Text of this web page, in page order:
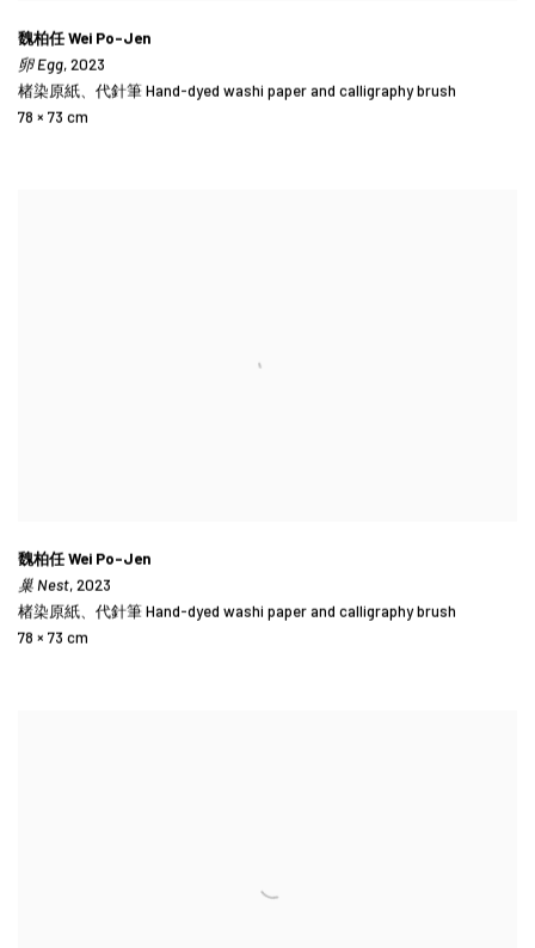
魏柏任 Wei Po-Jen
卵 Egg, 2023
楮染原紙、代針筆 Hand-dyed washi paper and calligraphy brush
78 × 73 cm
魏柏任 Wei Po-Jen
巢 Nest, 2023
楮染原紙、代針筆 Hand-dyed washi paper and calligraphy brush
78 × 73 cm